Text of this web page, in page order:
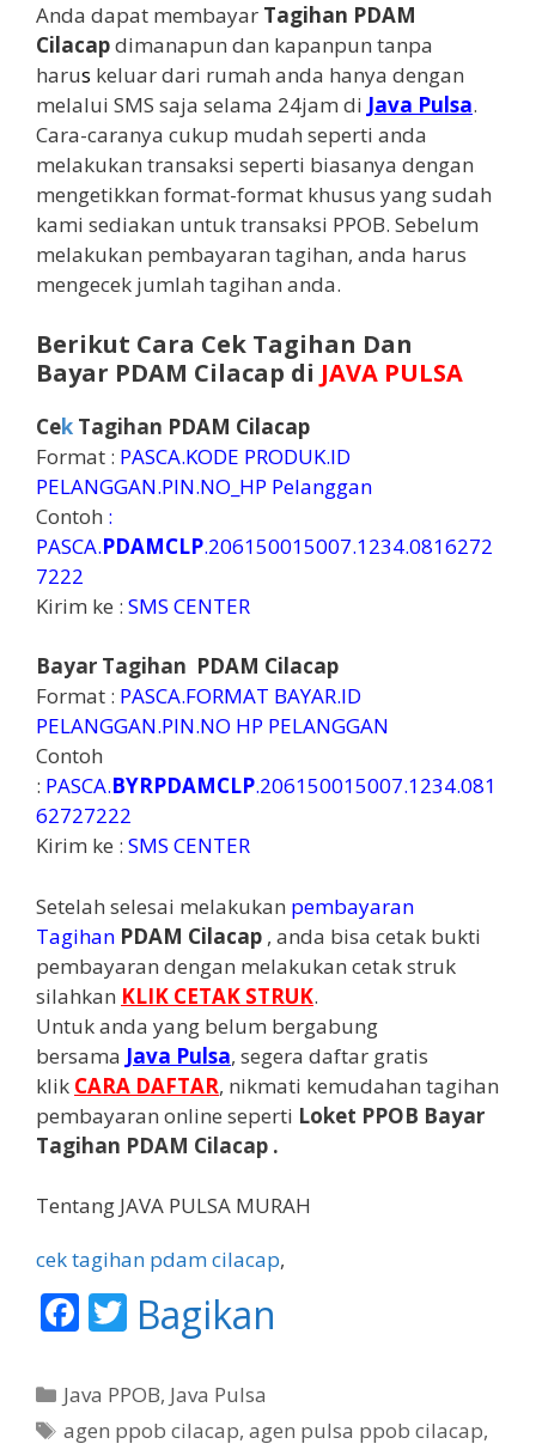
Anda dapat membayar Tagihan PDAM
Cilacapdimanapun dan kapanpun tanpa
harus keluar dari rumah anda hanya dengan
melalui SMS saja selama 24jam di Java Pulsa.
Cara-caranya cukup mudah seperti anda
melakukan transaksi seperti biasanya dengan
mengetikkan format-format khusus yang sudah
kami sediakan untuk transaksi PPOB. Sebelum
melakukan pembayaran tagihan, anda harus
mengecek jumlah tagihan anda.
Berikut Cara Cek Tagihan Dan
Bayar PDAM Cilacap di JAVA PULSA
Cek Tagihan PDAM Cilacap
Format : PASCA.KODE PRODUK.ID
PELANGGAN.PIN.NO_HP Pelanggan
Contoh :
PASCA.PDAMCLP.206150015007.1234.0816272
7222
Kirim ke : SMS CENTER
Bayar Tagihan PDAM Cilacap
Format : PASCA.FORMAT BAYAR.ID
PELANGGAN.PIN.NO HP PELANGGAN
Contoh
: PASCA.BYRPDAMCLP.206150015007.1234.081
62727222
Kirim ke : SMS CENTER
Setelah selesai melakukan pembayaran
Tagihan PDAM Cilacap , anda bisa cetak bukti
pembayaran dengan melakukan cetak struk
silahkan KLIK CETAK STRUK.
Untuk anda yang belum bergabung
bersama Java Pulsa, segera daftar gratis
klik CARA DAFTAR, nikmati kemudahan tagihan
pembayaran online seperti Loket PPOB Bayar
Tagihan PDAM Cilacap .
Tentang JAVA PULSA MURAH
cek tagihan pdam cilacap,
F
e
b
T
itt
er
Bagikan
K
a
Java PPOB, Java Pulsa
T
agen ppob cilacap,agen pulsa ppob cilacap,